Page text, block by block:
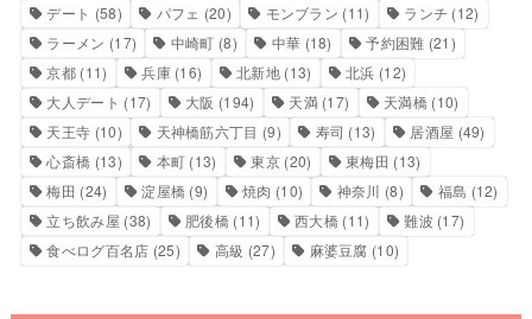
デート (58) パフェ (20) モンブラン (11) ランチ (12)
ラーメン (17) 中崎町 (8) 中華 (18) 予約困難 (21)
京都 (11) 兵庫(16) 北新地(13) 北浜 (12)
大人デート (17) 大阪 (194) 天満(17) 天満橋(10)
天王寺 (10) 天神橋筋六丁目 (9) 寿司 (13) 居酒屋 (49)
心斎橋 (13) 本町 (13) 東京(20) 東梅田 (13)
梅田 (24) 淀屋橋 (9) 焼肉 (10) 神奈川 (8) 福島 (12)
立ち飲み屋 (38) 肥後橋 (11) 西大橋 (11) 難波 (17)
食べログ百名店 (25) 高級 (27) 麻婆豆腐 (10)